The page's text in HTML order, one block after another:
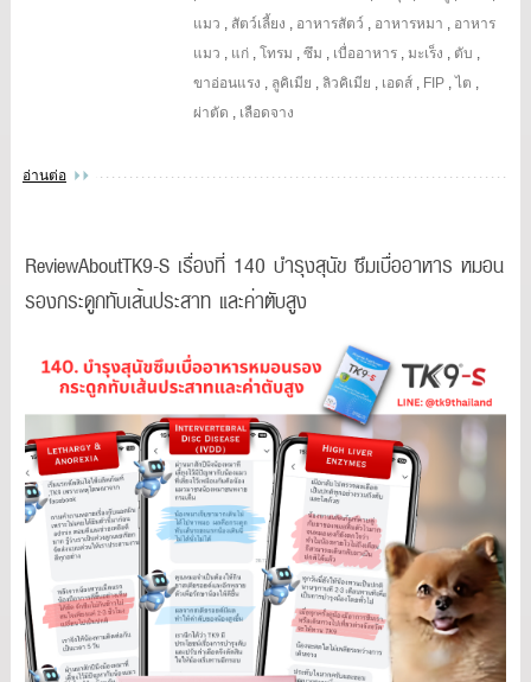
แมว , สัตว์เลี้ยง , อาหารสัตว์ , อาหารหมา , อาหาร
แมว , แก่ ,โทรม ,ซึม , เบื่ออาหาร ,มะเร็ง , ตับ ,
ขาอ่อนแรง , ลูคิเมีย ,ลิวคิเมีย , เอดส์ , FIP ,ไต ,
ผ่าตัด , เลือดจาง
อ่านต่อ
ReviewAboutTK9-S เรื่องที่ 140 บำรุงสุนัข ซึมเบื่ออาหาร หมอน
รองกระดูกทับเส้นประสาท และค่าตับสูง